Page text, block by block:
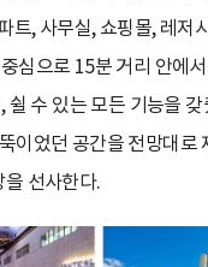
트, 사무실, 쇼핑몰, 레저
심으로 15분 거리 안에
쉴 수 있는 모든 기능을
이었던 공간을 전망대로
선사한다.